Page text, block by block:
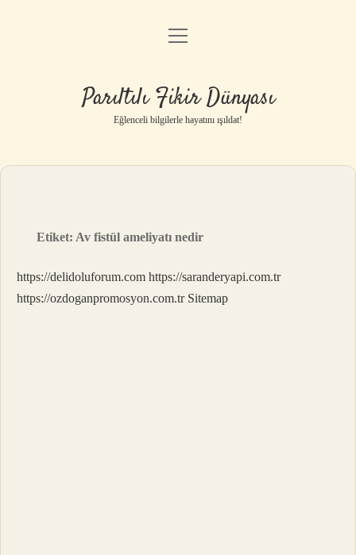
Anasayfa
Yasal Uyarı
menüyü
Parıltılı Fikir Dünyası
Eğlenceli bilgilerle hayatını ışıldat!
Etiket: Av fistül ameliyatı nedir
https://delidoluforum.com https://saranderyapi.com.tr
https://ozdoganpromosyon.com.tr Sitemap